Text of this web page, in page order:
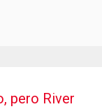
pero River